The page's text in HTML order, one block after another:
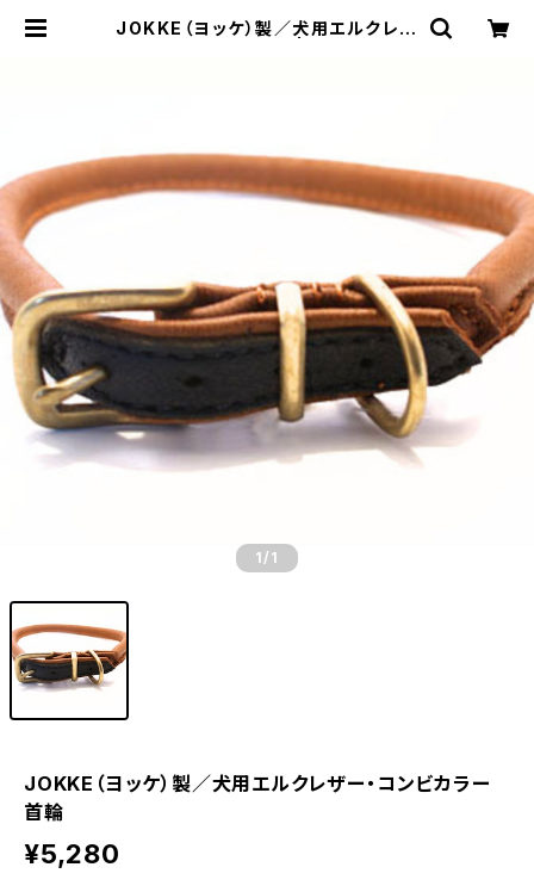
JOKKE（ヨッケ）製／犬用エルクレザ
1 /1
JOKKE（ヨッケ）製／犬用エルクレザー・コンビカラー
首輪
¥5,280